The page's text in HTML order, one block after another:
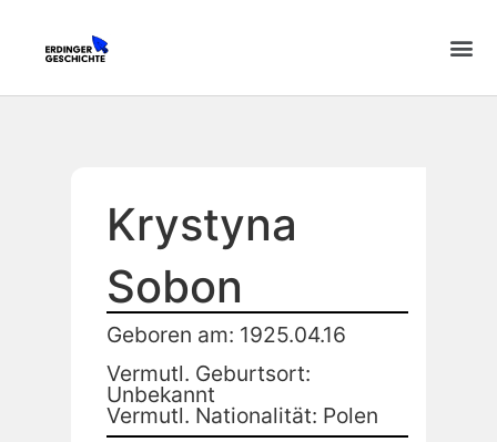
Krystyna
Sobon
Geboren am: 1925.04.16
Vermutl. Geburtsort:
Unbekannt
Vermutl. Nationalität: Polen